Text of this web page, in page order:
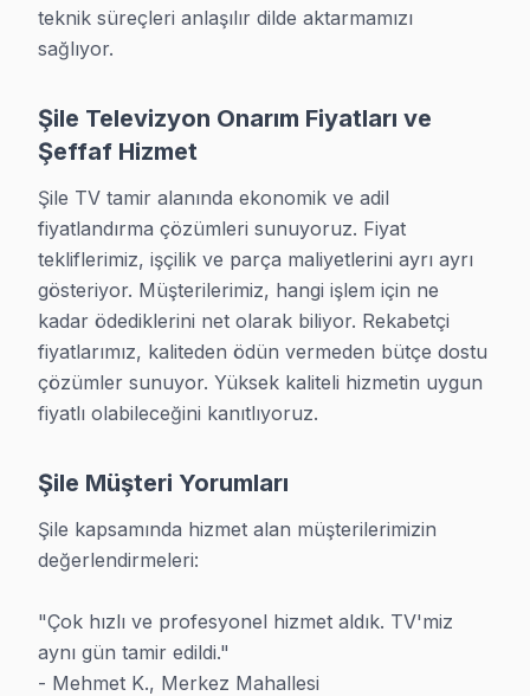
Şile TV Servisi — Yaz-Sonbahar Dönemi
Bahar-yaz döneminde sıkça karşılaştığımız
Fabrika Servis olarak, Finlux TV'lere özgü teşhis
iFfalcon TV servisi olarak, her zaman güven
Okul dönemi başlarken çocuk kilidi özelliklerini
Son güncelleme: 2026-07-01 · 2026-Q3
Şile TV Servisi – Bölgesel Notlar
Şile TV servisi olarak bölgedeki her TV model ve seriye
Şile'de tüm onarımlarda fiyat onayı alınmadan işleme
Anakart kondansatör şişmesi, Şile servisimizde güç kartı
teknik süreçleri anlaşılır dilde aktarmamızı
sağlıyor.
Şile Televizyon Onarım Fiyatları ve
Şeffaf Hizmet
Şile TV tamir alanında ekonomik ve adil
fiyatlandırma çözümleri sunuyoruz. Fiyat
tekliflerimiz, işçilik ve parça maliyetlerini ayrı ayrı
gösteriyor. Müşterilerimiz, hangi işlem için ne
kadar ödediklerini net olarak biliyor. Rekabetçi
fiyatlarımız, kaliteden ödün vermeden bütçe dostu
çözümler sunuyor. Yüksek kaliteli hizmetin uygun
fiyatlı olabileceğini kanıtlıyoruz.
Şile Müşteri Yorumları
Şile kapsamında hizmet alan müşterilerimizin
değerlendirmeleri:
"Çok hızlı ve profesyonel hizmet aldık. TV'miz
aynı gün tamir edildi."
- Mehmet K., Merkez Mahallesi